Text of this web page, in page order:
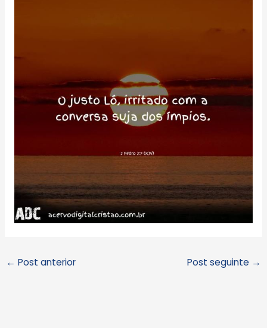
← Post anterior Post seguinte →